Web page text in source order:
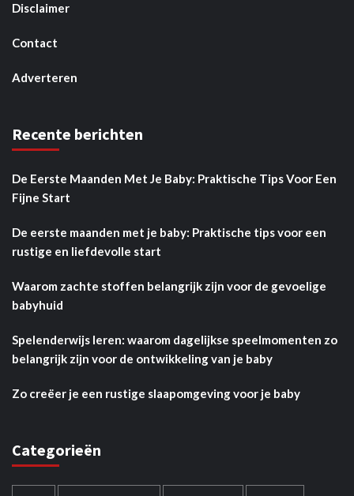
Disclaimer
Contact
Adverteren
Recente berichten
De Eerste Maanden Met Je Baby: Praktische Tips Voor Een
Fijne Start
De eerste maanden met je baby: Praktische tips voor een
rustige en liefdevolle start
Waarom zachte stoffen belangrijk zijn voor de gevoelige
babyhuid
Spelenderwijs leren: waarom dagelijkse speelmomenten zo
belangrijk zijn voor de ontwikkeling van je baby
Zo creëer je een rustige slaapomgeving voor je baby
Categorieën